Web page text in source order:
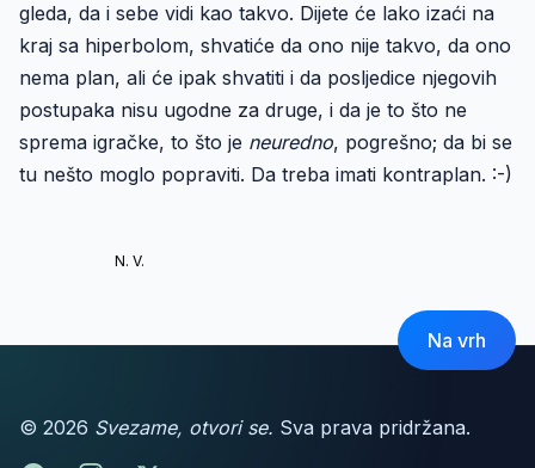
gleda, da i sebe vidi kao takvo. Dijete će lako izaći na
kraj sa hiperbolom, shvatiće da ono nije takvo, da ono
nema plan, ali će ipak shvatiti i da posljedice njegovih
postupaka nisu ugodne za druge, i da je to što ne
sprema igračke, to što je neuredno, pogrešno; da bi se
tu nešto moglo popraviti. Da treba imati kontraplan. :-)
N. V.
© 2026 Svezame, otvori se. Sva prava pridržana.
Na vrh